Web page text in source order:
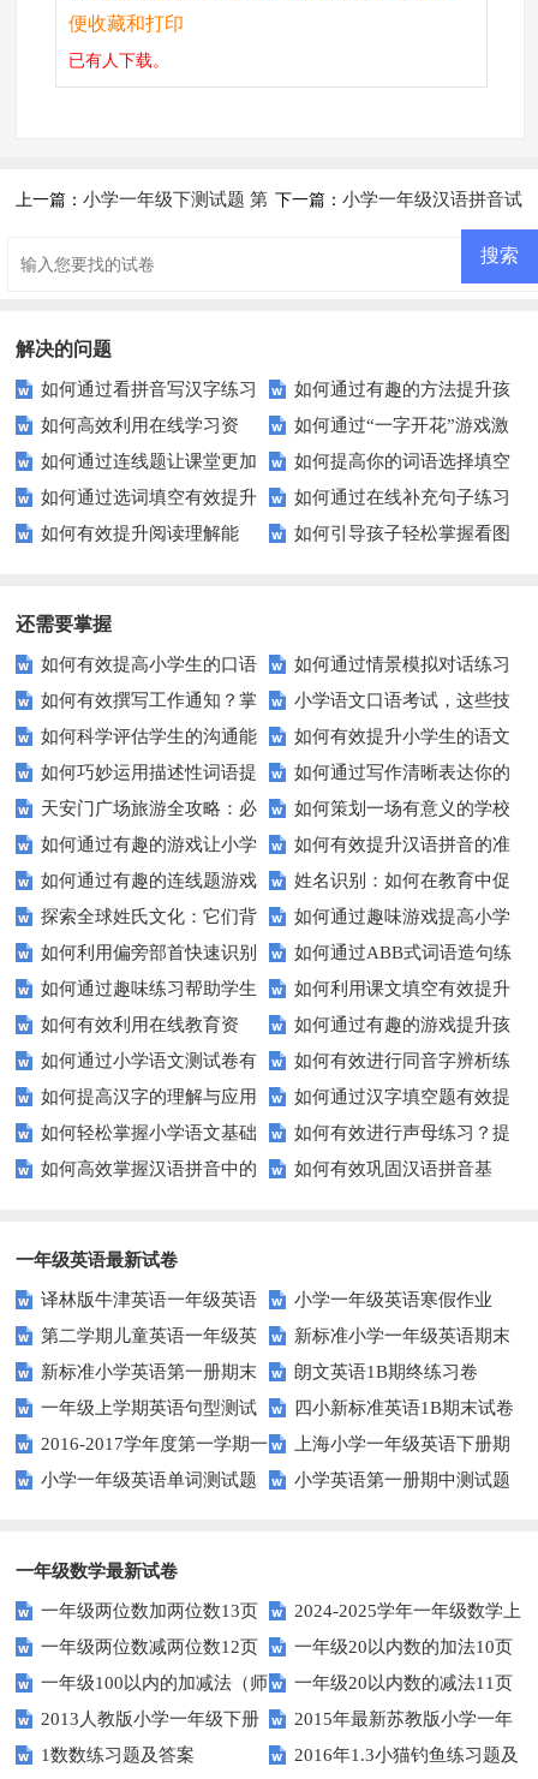
便收藏和打印
已有人下载。
上一篇：小学一年级下测试题 第 下一篇： 小学一年级汉语拼音试
解决的问题
如何通过看拼音写汉字练习
提高汉语水平？
如何通过有趣的方法提升孩
子的组词能力？
如何高效利用在线学习资
源，轻松提升自我？
如何通过“一字开花”游戏激
发学生的创造力并扩大词汇量？
如何通过连线题让课堂更加
生动有趣？
如何提高你的词语选择填空
技巧？——避免常见错误，掌握
高效练习方法
如何通过选词填空有效提升
英语水平？
如何通过在线补充句子练习
提升你的写作技巧？
如何有效提升阅读理解能
如何引导孩子轻松掌握看图
还需要掌握
如何有效提高小学生的口语
交际测试成绩？
如何通过情景模拟对话练习
提高你的沟通能力？
如何有效撰写工作通知？掌
握这些技巧让你的通知更专业！
小学语文口语考试，这些技
巧让孩子自信应考？
如何科学评估学生的沟通能
力？
如何有效提升小学生的语文
拼写能力？
如何巧妙运用描述性词语提
升教育效果？
如何通过写作清晰表达你的
愿望？
天安门广场旅游全攻略：必
看的历史与文化景点
如何策划一场有意义的学校
升旗仪式？
如何通过有趣的游戏让小学
生轻松掌握常见姓氏？
如何有效提升汉语拼音的准
确性和流利度？这里有妙招！
如何通过有趣的连线题游戏
提升孩子的逻辑思维能力？
姓名识别：如何在教育中促
进个性化学习？
探索全球姓氏文化：它们背
后隐藏的故事？
如何通过趣味游戏提高小学
生的拼音水平？
如何利用偏旁部首快速识别
汉字？
如何通过ABB式词语造句练
习提高孩子的语言表达能力？
如何通过趣味练习帮助学生
掌握反义词匹配？
如何利用课文填空有效提升
语文成绩？
如何有效利用在线教育资
源？
如何通过有趣的游戏提升孩
子的句子补全技巧？
如何通过小学语文测试卷有
效提高孩子的阅读与写作技能？
如何有效进行同音字辨析练
习？这些方法让你事半功倍！
如何提高汉字的理解与应用
能力？这里有妙招！
如何通过汉字填空题有效提
升小学生的汉字书写能力？
如何轻松掌握小学语文基础
知识？
如何有效进行声母练习？提
升发音技巧有妙招！
如何高效掌握汉语拼音中的
如何有效巩固汉语拼音基
一年级英语最新试卷
译林版牛津英语一年级英语
1AB测试卷
小学一年级英语寒假作业
第二学期儿童英语一年级英
语期末试卷
新标准小学一年级英语期末
质量检测题
新标准小学英语第一册期末
测试题
朗文英语1B期终练习卷
一年级上学期英语句型测试
题
四小新标准英语1B期末试卷
2016-2017学年度第一学期一
起一年级英语期中试卷
上海小学一年级英语下册期
中试卷
小学一年级英语单词测试题 小学英语第一册期中测试题
一年级数学最新试卷
一年级两位数加两位数13页
2024-2025学年一年级数学上
册期末素养测评卷（考试版A4
人教版）
一年级两位数减两位数12页
一年级20以内数的加法10页
一年级100以内的加减法（师
版）
一年级20以内数的减法11页
2013人教版小学一年级下册
第三单元整理与复习（一）练习
2015年最新苏教版小学一年
级数学下册第一次月考试卷
1数数练习题及答案 2016年1.3小猫钓鱼练习题及